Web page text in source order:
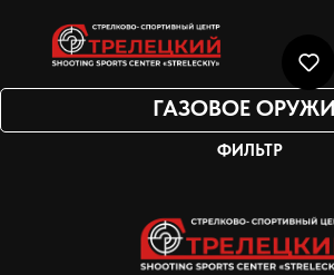
ГАЗОВОЕ
ФИЛЬТР